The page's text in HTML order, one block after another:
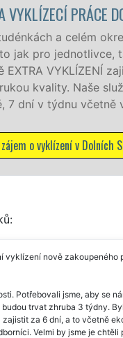
zajišťujeme služby
společnosti.
profesionální a kvalitní
NON-STOP 24
svátků bez příplatků.
vyklízení nově
Potřebovali jsme, aby se
trvat zhruba 3 týdny.
za 6 dní, a to včetně
Velmi by jsme je